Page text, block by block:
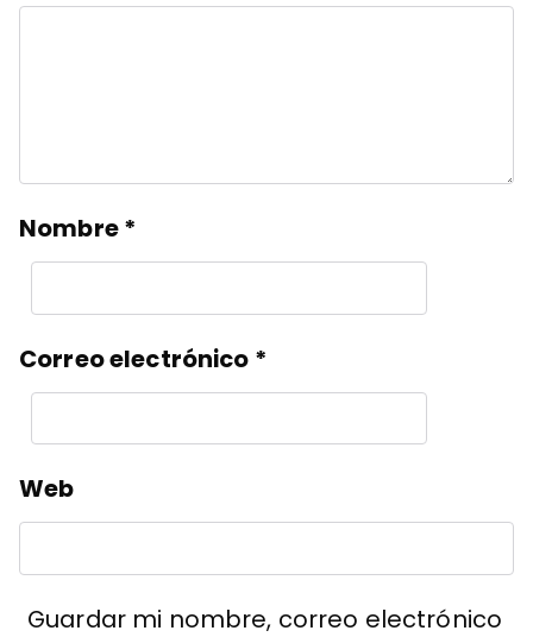
Nombre*
Correo electrónico *
Web
Guardar mi nombre, correo electrónico